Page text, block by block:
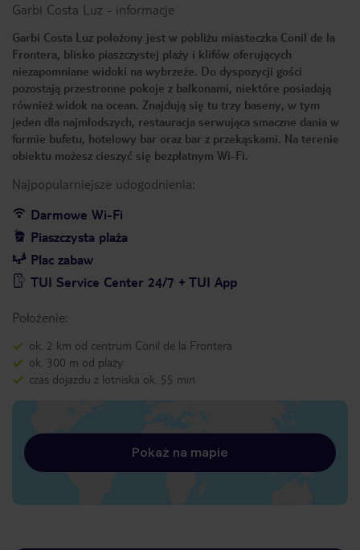
Garbi Costa Luz - informacje
Garbi Costa Luz położony jest w pobliżu miasteczka Conil de la
Frontera, blisko piaszczystej plaży i klifów oferujących
niezapomniane widoki na wybrzeże. Do dyspozycji gości
pozostają przestronne pokoje z balkonami, niektóre posiadają
również widok na ocean. Znajdują się tu trzy baseny, w tym
jeden dla najmłodszych, restauracja serwująca smaczne dania w
formie bufetu, hotelowy bar oraz bar z przekąskami. Na terenie
obiektu możesz cieszyć się bezpłatnym Wi-Fi.
Najpopularniejsze udogodnienia:
Darmowe Wi-Fi
Piaszczysta plaża
Plac zabaw
TUI Service Center 24/7 + TUI App
Położenie:
ok. 2 km od centrum Conil de la Frontera
ok. 300 m od plaży
czas dojazdu z lotniska ok. 55 min
Pokaż na mapie